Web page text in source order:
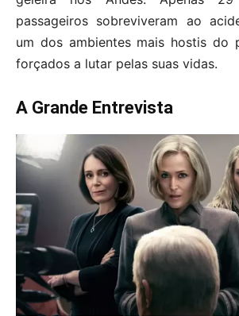
passageiros sobreviveram ao
um dos ambientes mais hostis do
forçados a lutar pelas suas vidas.
A Grande Entrevista